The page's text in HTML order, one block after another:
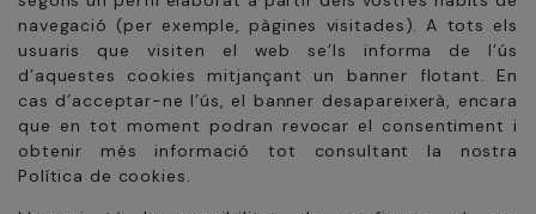
navegació (per exemple, pàgines visitades). A tots els
usuaris que visiten el web se’ls informa de l’ús
d’aquestes cookies mitjançant un banner flotant. En
cas d’acceptar-ne l’ús, el banner desapareixerà, encara
que en tot moment podran revocar el consentiment i
obtenir més informació tot consultant la nostra
Política de cookies.